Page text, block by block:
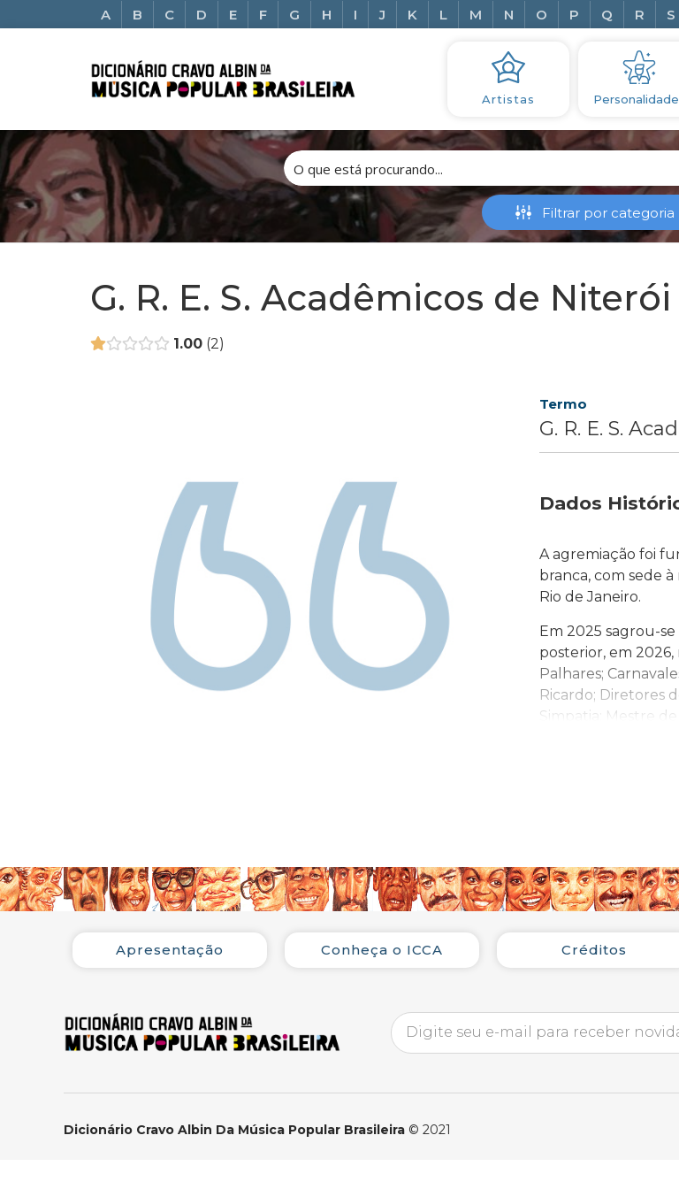
A B C D E F G H I J K L M N O P Q R S
Artistas
G. R. E. S. Acadêmicos de Niterói
1.00 2
Termo
G. R. E. S.
Dados
A agremiação foi
branca, com sede
Rio de Janeiro.
Em 2025 sagrou-
posterior, em
Palhares;
Ricardo; Diretores
Simpatia; Mestre
Sala e Porta-
criada por Marlon
contou com a
esperança: Lula, o
encomendada pela
Fred Camacho,
EU VI BRILHAR A
SE DIVIDEM PARA
E A RIQUEZA MUL
ASSOMBRADOS E
Apresentação Conheça o ICCA Créditos
Dicionário Cravo Albin Da Música Popular Brasileira © 2021